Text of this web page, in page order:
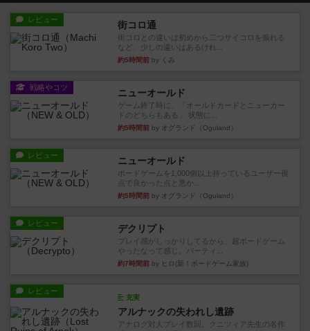
レビュー 街コロ通
街コロとの違いは初めから二つサイコロを振れる
など、少しの違いはあるけれ...
約5時間前 by くみ
戦略やコツ ニューオールド
ゲーム終了時に、「オールドカードとニューカー
ドのどちらもある」 状態に...
約5時間前 by オグランド（Oguland）
レビュー ニューオールド
ボードゲームを1,000個以上持っているユーザー視
点で良かった点と悪か...
約5時間前 by オグランド（Oguland）
レビュー デクリプト
プレイ感がしっかりしてるから、超ボードゲーム
やったなって感じ。パーティ...
約7時間前 by ヒロ(新！ボードゲーム家族)
レビュー
充実
アルナックの失われし遺跡
アナログ対人プレイ数回。クニツィア先生の名作